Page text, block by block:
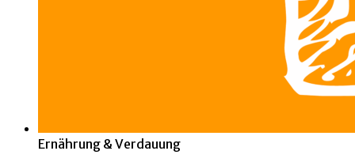
Ernährung & Verdauung